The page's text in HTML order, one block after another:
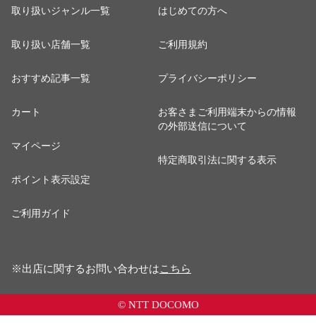
取り扱いジャンル一覧
取り扱い店舗一覧
おすすめ記事一覧
カート
マイページ
ポイント表示設定
ご利用ガイド
はじめての方へ
ご利用規約
プライバシーポリシー
お客さまご利用端末からの情報
の外部送信について
特定商取引法に関する表示
※出店に関するお問い合わせはこちら
© NTT DOCOMO